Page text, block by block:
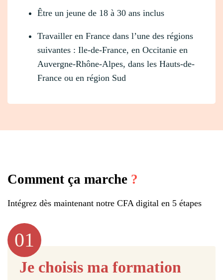
Être un jeune de 18 à 30 ans inclus
Travailler en France dans l’une des régions
suivantes : Ile-de-France, en Occitanie en
Auvergne-Rhône-Alpes, dans les Hauts-de-
France ou en région Sud
Comment ça marche ?
Intégrez dès maintenant notre CFA digital en 5 étapes
01
Je choisis ma formation